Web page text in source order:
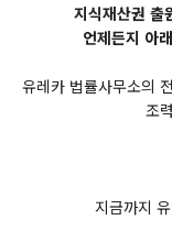
지식재산권 출
언제든지 아
유레카 법률사무소의
조
지금까지